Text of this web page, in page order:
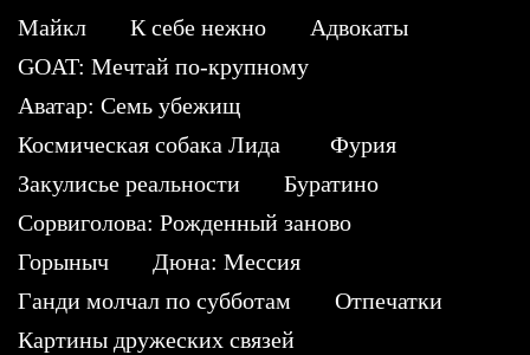
Майкл К себе нежно
Адвокаты
GOAT: Мечтай по-крупному
Аватар: Семь убежищ
Космическая собака Лида
Фурия
Закулисье реальности
Буратино
Сорвиголова: Рожденный заново
Горыныч
Дюна: Мессия
Ганди молчал по субботам
Отпечатки
Картины дружеских связей